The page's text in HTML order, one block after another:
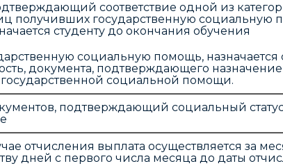
соответствие одной из
получивших государственную социальную
студенту до окончания обучения
социальную помощь,
документа, подтверждающего
социальной помощи.
подтверждающий социальный
отчисления выплата осуществляется за
дней с первого числа месяца до даты